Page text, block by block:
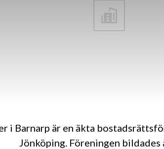
i Barnarp är en äkta
Jönköping. Föreningen